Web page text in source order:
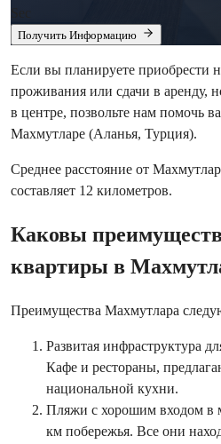
Получить Информацию
Если вы планируете приобрести
проживания или сдачи в аренду,
в центре, позвольте нам помочь
Махмутларе (Аланья, Турция).
Среднее расстояние от
составляет 12 километров.
Каковы
квартиры в
Преимущества Махмутлара
Развитая инфраструктура
Кафе и рестораны,
национальной кухни.
Пляжи с хорошим входом в
км побережья. Все они